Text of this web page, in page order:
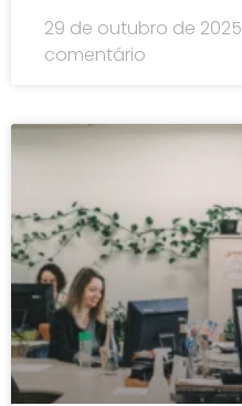
29 de outubro de 2025
comentário